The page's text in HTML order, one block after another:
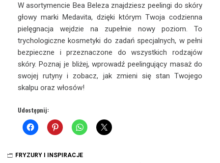
W asortymencie Bea Beleza znajdziesz peelingi do skóry
głowy marki Medavita, dzięki którym Twoja codzienna
pielęgnacja wejdzie na zupełnie nowy poziom. To
trychologiczne kosmetyki do zadań specjalnych, w pełni
bezpieczne i przeznaczone do wszystkich rodzajów
skóry. Poznaj je bliżej, wprowadź peelingujący masaż do
swojej rutyny i zobacz, jak zmieni się stan Twojego
skalpu oraz włosów!
Udostępnij:
FRYZURY I INSPIRACJE